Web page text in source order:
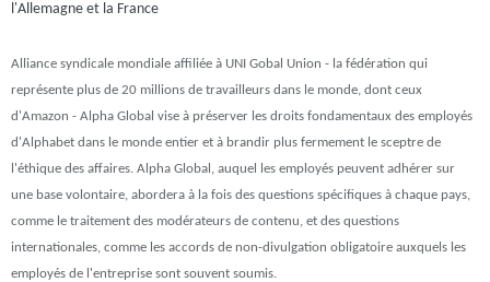
l'Allemagne et la France
Alliance syndicale mondiale affiliée à UNI Gobal Union - la fédération qui
représente plus de 20 millions de travailleurs dans le monde, dont ceux
d'Amazon - Alpha Global vise à préserver les droits fondamentaux des employés
d'Alphabet dans le monde entier et à brandir plus fermement le sceptre de
l'éthique des affaires. Alpha Global, auquel les employés peuvent adhérer sur
une base volontaire, abordera à la fois des questions spécifiques à chaque pays,
comme le traitement des modérateurs de contenu, et des questions
internationales, comme les accords de non-divulgation obligatoire auxquels les
employés de l'entreprise sont souvent soumis.